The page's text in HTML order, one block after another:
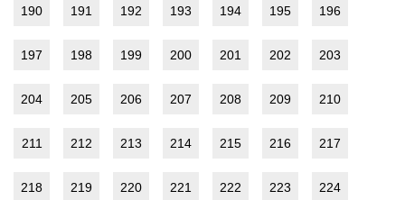
190 191 192 193 194 195 196
197 198 199 200 201 202 203
204 205 206 207 208 209 210
211 212 213 214 215 216 217
218 219 220 221 222 223 224